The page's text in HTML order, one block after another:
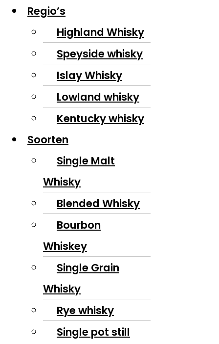
Regio’s
Highland Whisky
Speyside whisky
Islay Whisky
Lowland whisky
Kentucky whisky
Soorten
Single Malt
Whisky
Blended Whisky
Bourbon
Whiskey
Single Grain
Whisky
Rye whisky
Single pot still